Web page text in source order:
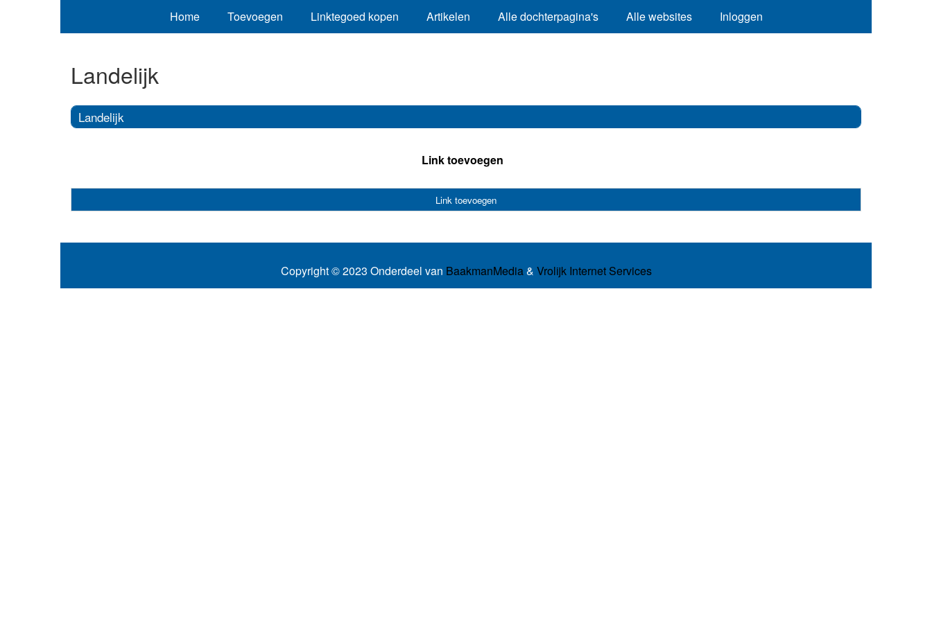
Home Toevoegen Linktegoed kopen Artikelen Alle dochterpagina's Alle websites Inloggen
Landelijk
Landelijk
Link toevoegen
Link toevoegen
Copyright © 2023 Onderdeel van BaakmanMedia& Vrolijk Internet Services